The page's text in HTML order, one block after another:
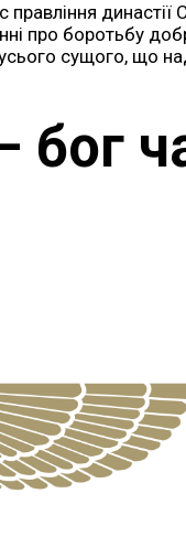
про боротьбу
сущого, що
бог